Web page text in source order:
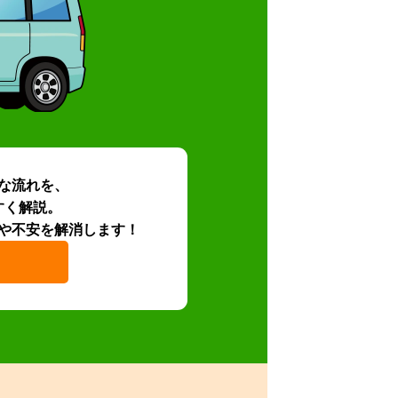
流れを、
解説。
不安を解消します！